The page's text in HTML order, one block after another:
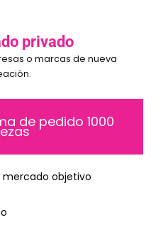
privado
o marcas de nueva
de pedido 1000
mercado objetivo